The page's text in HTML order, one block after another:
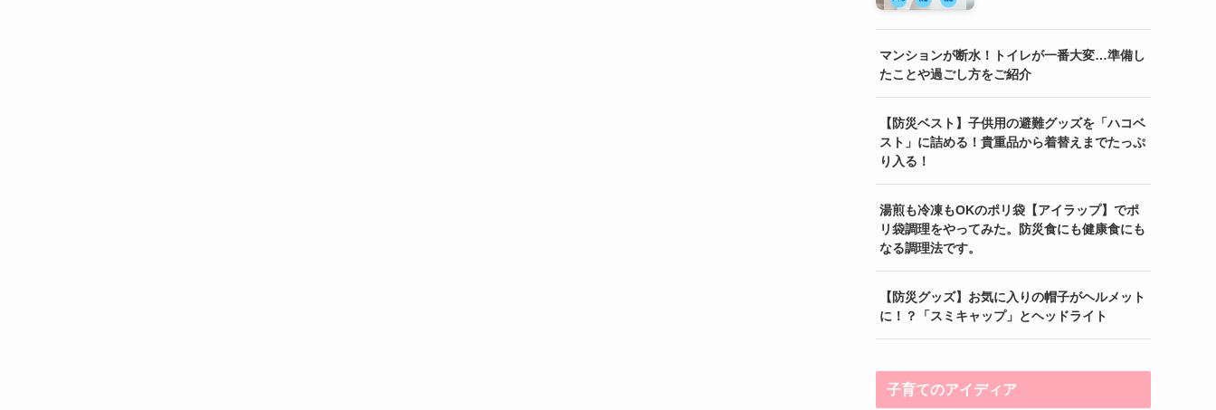
マンションが断水！トイレが一番大変…準備し
たことや過ごし方をご紹介
【防災ベスト】子供用の避難グッズを「ハコベ
スト」に詰める！貴重品から着替えまでたっぷ
り入る！
湯煎も冷凍もOKのポリ袋【アイラップ】でポ
リ袋調理をやってみた。防災食にも健康食にも
なる調理法です。
【防災グッズ】お気に入りの帽子がヘルメット
に！？「スミキャップ」とヘッドライト
子育てのアイディア